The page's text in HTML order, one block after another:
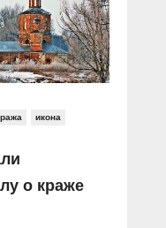
икона
о краже